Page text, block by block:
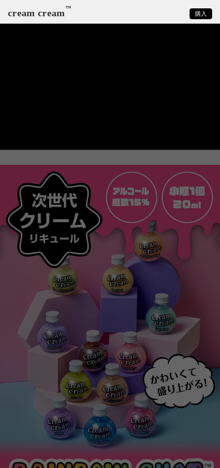
cream cream™
購入